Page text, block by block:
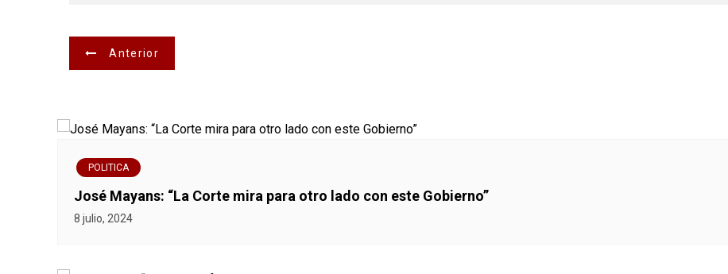
N
v
e
g
a
Anterior
POLITICA
José Mayans: “La Corte mira para otro lado con este Gobierno”
8 julio, 2024